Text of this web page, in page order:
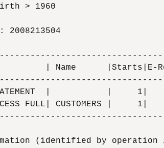
> 1960
| Name      |Starts|E-
|           |     1|
FULL| CUSTOMERS |
(identified by operation